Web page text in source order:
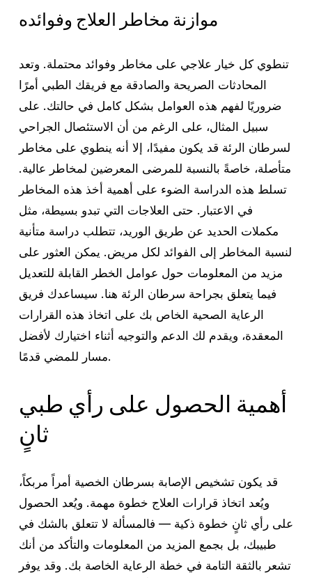
موازنة مخاطر العلاج وفوائده
تنطوي كل خيار علاجي على مخاطر وفوائد محتملة. وتعد
المحادثات الصريحة والصادقة مع فريقك الطبي أمرًا
ضروريًا لفهم هذه العوامل بشكل كامل في حالتك. على
سبيل المثال، على الرغم من أن الاستئصال الجراحي
لسرطان الرئة قد يكون مفيدًا، إلا أنه ينطوي على مخاطر
متأصلة، خاصةً بالنسبة للمرضى المعرضين لمخاطر عالية.
تسلط هذه الدراسة الضوء على أهمية أخذ هذه المخاطر
في الاعتبار. حتى العلاجات التي تبدو بسيطة، مثل
مكملات الحديد عن طريق الوريد، تتطلب دراسة متأنية
لنسبة المخاطر إلى الفوائد لكل مريض. يمكن العثور على
مزيد من المعلومات حول عوامل الخطر القابلة للتعديل
فيما يتعلق بجراحة سرطان الرئة هنا. سيساعدك فريق
الرعاية الصحية الخاص بك على اتخاذ هذه القرارات
المعقدة، ويقدم لك الدعم والتوجيه أثناء اختيارك لأفضل
مسار للمضي قدمًا.
أهمية الحصول على رأي طبي
ثانٍ
قد يكون تشخيص الإصابة بسرطان الخصية أمراً مربكاً،
ويُعد اتخاذ قرارات العلاج خطوة مهمة. ويُعد الحصول
على رأي ثانٍ خطوة ذكية — فالمسألة لا تتعلق بالشك في
طبيبك، بل بجمع المزيد من المعلومات والتأكد من أنك
تشعر بالثقة التامة في خطة الرعاية الخاصة بك. وقد يوفر